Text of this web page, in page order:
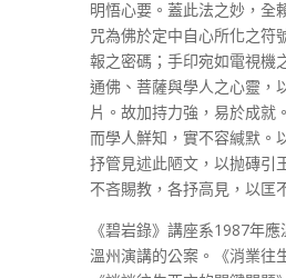
明悟心要。蓋此法之妙，全
咒為佛於定中自心所化之符
報之密碼；手印宛如電視機
通佛、菩薩與學人之心靈，
片。故加持力強，易於成就
而學人鮮知，實不容緘默。
抒管見述此陋文，以抛磚引
不吝賜教，各抒高見，以匡
《碧岩錄》講座系1987年
溫州演講的公案。《消業往